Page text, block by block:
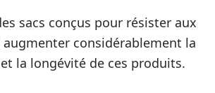
sacs conçus pour résister aux
considérablement la
la longévité de ces produits.